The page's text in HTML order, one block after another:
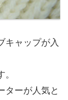
キャップが入
ターが人気と